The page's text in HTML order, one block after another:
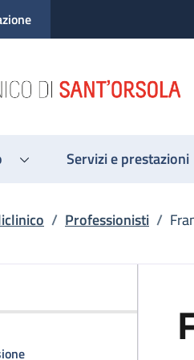
Servizi e prestazioni
di pane
/ Professionisti /
Franco Semprini
della pagina Franco Semprini